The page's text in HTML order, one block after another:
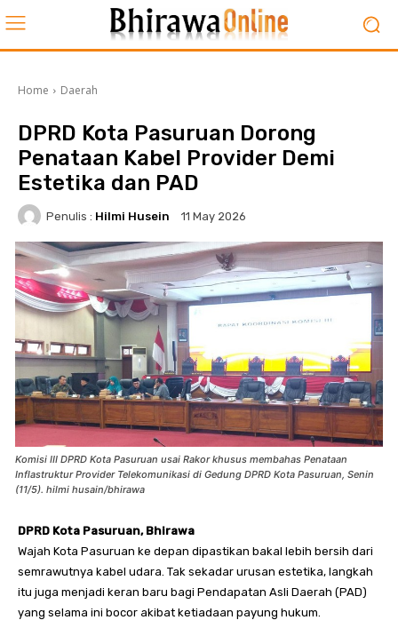
Home Daerah
DPRD Kota Pasuruan Dorong
Penataan Kabel Provider Demi
Estetika dan PAD
Penulis : Hilmi Husein 11 May 2026
Komisi III DPRD Kota Pasuruan usai Rakor khusus membahas Penataan
Inflastruktur Provider Telekomunikasi di Gedung DPRD Kota Pasuruan, Senin
(11/5). hilmi husain/bhirawa
DPRD Kota Pasuruan, Bhirawa
Wajah Kota Pasuruan ke depan dipastikan bakal lebih bersih dari
semrawutnya kabel udara. Tak sekadar urusan estetika, langkah
itu juga menjadi keran baru bagi Pendapatan Asli Daerah (PAD)
yang selama ini bocor akibat ketiadaan payung hukum.